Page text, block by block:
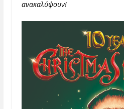
ανακαλύψουν!